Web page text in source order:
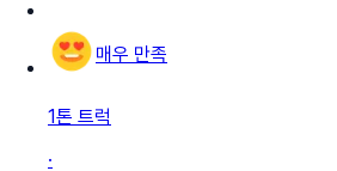
매우 만족
1톤 트럭
·